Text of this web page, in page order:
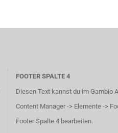
FOOTER SPALTE 4
Diesen Text kannst du im Gambio
Content Manager -> Elemente ->
Footer Spalte 4 bearbeiten.